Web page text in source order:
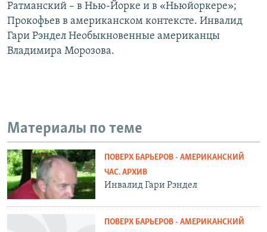
Ратманский – в Нью-Йорке и в «Ньюйоркере»;
Прокофьев в американском контексте. Инвалид
Гари Рэндел Необыкновенные американцы
Владимира Морозова.
Материалы по теме
ПОВЕРХ БАРЬЕРОВ - АМЕРИКАНСКИЙ
ЧАС. АРХИВ
Инвалид Гари Рэндел
ПОВЕРХ БАРЬЕРОВ - АМЕРИКАНСКИЙ